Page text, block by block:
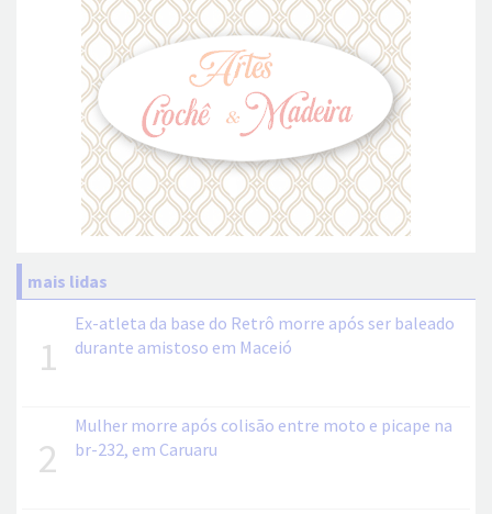
mais lidas
1
Ex-atleta da base do Retrô morre após ser baleado
durante amistoso em Maceió
2
Mulher morre após colisão entre moto e picape na
br-232, em Caruaru